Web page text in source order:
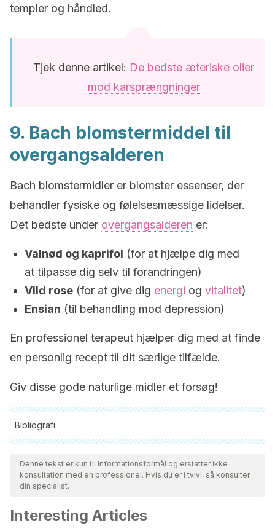
templer og håndled.
Tjek denne artikel: De bedste æteriske olier
mod karsprængninger
9. Bach blomstermiddel til
overgangsalderen
Bach blomstermidler er blomster essenser, der
behandler fysiske og følelsesmæssige lidelser.
Det bedste under overgangsalderen er:
Valnød og kaprifol (for at hjælpe dig med
at tilpasse dig selv til forandringen)
Vild rose (for at give dig energi og vitalitet)
Ensian (til behandling mod depression)
En professionel terapeut hjælper dig med at finde
en personlig recept til dit særlige tilfælde.
Giv disse gode naturlige midler et forsøg!
Bibliografi
Alle citerede kilder blev grundigt gennemgået af vores team
for at sikre deres kvalitet, pålidelighed, aktualitet og validitet.
Bibliografien i denne artikel blev betragtet som pålidelig og af
Canto de Cetina, T. E., y Polanco-Reyes, L.
Denne tekst er kun til informationsformål og erstatter ikke
konsultation med en professionel. Hvis du er i tvivl, så konsulter
din specialist.
Interesting Articles